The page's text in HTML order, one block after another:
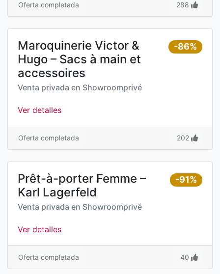
Oferta completada 288
-86%
Maroquinerie Victor &
Hugo – Sacs à main et
accessoires
Venta privada en Showroomprivé
Ver detalles
Oferta completada 202
-91%
Prêt-à-porter Femme –
Karl Lagerfeld
Venta privada en Showroomprivé
Ver detalles
Oferta completada 40